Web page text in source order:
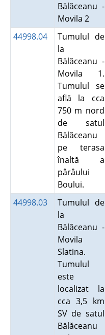
Bălăceanu -
Movila 2
44998.04
Tumulul de
la
Bălăceanu -
Movila 1.
Tumulul se
află la cca
750 m nord
de satul
Bălăceanu
pe terasa
înaltă a
pârâului
Boului.
44998.03
Tumulul de
la
Bălăceanu -
Movila
Slatina.
Tumulul
este
localizat la
cca 3,5 km
SV de satul
Bălăceanu